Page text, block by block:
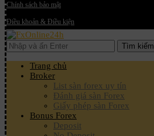
Chính sách bảo mật
Điều khoản & Điều kiện
Tìm kiếm
Trang chủ
Broker
List sàn forex uy tín
Đánh giá sàn Forex
Giấy phép sàn Forex
Bonus Forex
Deposit